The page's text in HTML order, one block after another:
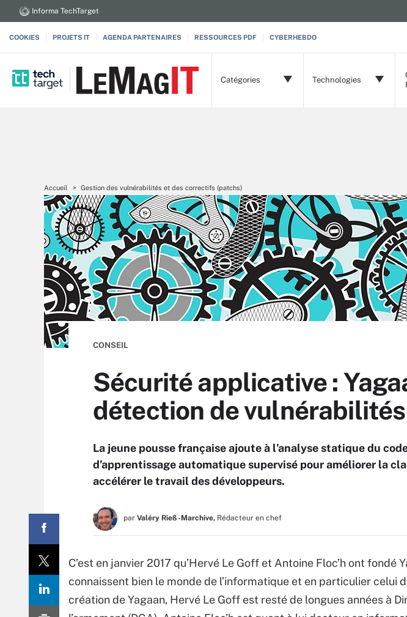
Informa TechTarget
COOKIES PROJETS IT AGENDA PARTENAIRES RESSOURCES PDF CYBERHEBDO
Catégories Technologies
Accueil Gestion des vulnérabilités et des correctifs (patchs)
CONSEIL
Sécurité applicative :
détection de
La jeune pousse française ajoute à l’analyse statique du
d’apprentissage automatique supervisé pour améliorer la
accélérer le travail des développeurs.
par Valéry Rieß-Marchive, Rédacteur en chef
C’est en janvier 2017 qu’Hervé Le Goff et Antoine Floc’h ont fondé
connaissent bien le monde de l’informatique et en particulier celui
création de Yagaan, Hervé Le Goff est resté de longues années à